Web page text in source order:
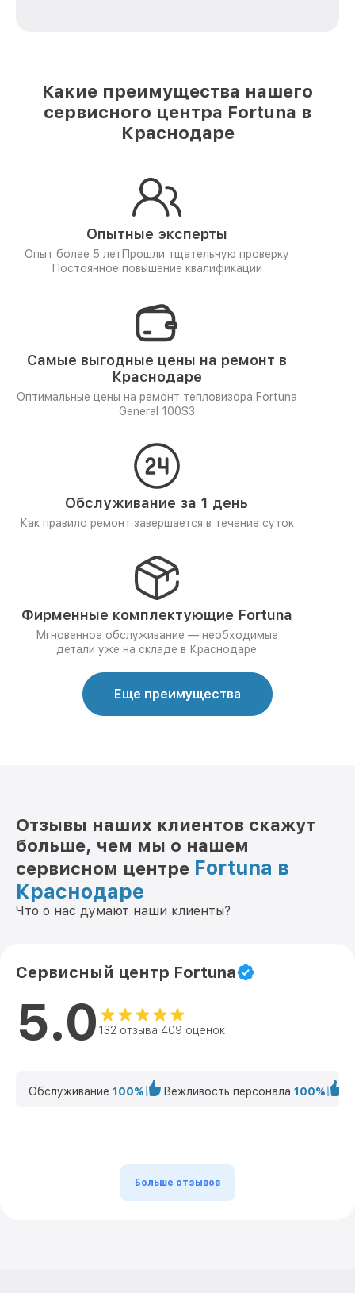
Какие преимущества нашего
сервисного центра Fortuna в
Краснодаре
Опытные эксперты
Опыт более 5 лет Прошли тщательную проверку
Постоянное повышение квалификации
Самые выгодные цены на ремонт в
Краснодаре
Оптимальные цены на ремонт тепловизора Fortuna
General 100S3
Обслуживание за 1 день
Как правило ремонт завершается в течение суток
Фирменные комплектующие Fortuna
Мгновенное обслуживание — необходимые
детали уже на складе в Краснодаре
Еще преимущества
Отзывы наших клиентов скажут
больше, чем мы о нашем
сервисном центре Fortuna в
Краснодаре
Что о нас думают наши клиенты?
Сервисный центр Fortuna
5.0 132 отзыва 409 оценок
Обслуживание 100% Вежливость персонала 100%
Больше отзывов